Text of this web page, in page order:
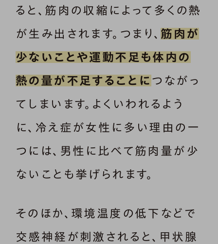
ると、筋肉の収縮によって多くの熱
が生み出されます。つまり、 筋肉が
少ないことや運動不足も体内の
熱の量が不足することに つながっ
てしまいます。よくいわれるよう
に、冷え症が女性に多い理由の一
つには、男性に比べて筋肉量が少
ないことも挙げられます。
そのほか、環境温度の低下などで
交感神経が刺激されると、甲状腺